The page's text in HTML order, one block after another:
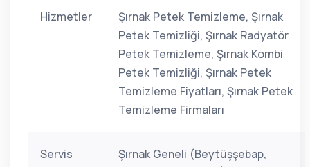
Hizmetler
Şırnak Petek Temizleme, Şırnak
Petek Temizliği, Şırnak Radyatör
Petek Temizleme, Şırnak Kombi
Petek Temizliği, Şırnak Petek
Temizleme Fiyatları, Şırnak Petek
Temizleme Firmaları
Servis
Şırnak Geneli (Beytüşşebap,